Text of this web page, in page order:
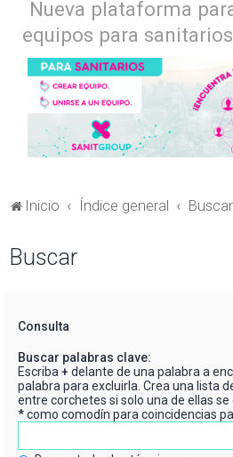
Nueva plataforma
equipos para
Inicio Índice general Buscar
Buscar
Consulta
Buscar palabras clave:
Escriba+ delante de una palabra a
palabra para excluirla. Crea una lista
entre corchetes si solo una de ellas
*como comodín para coincidencias